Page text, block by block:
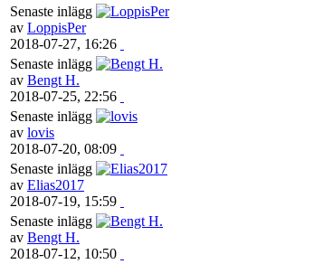
Senaste inlägg
av LoppisPer
2018-07-27, 16:26
Senaste inlägg
av Bengt H.
2018-07-25, 22:56
Senaste inlägg
av lovis
2018-07-20, 08:09
Senaste inlägg
av Elias2017
2018-07-19, 15:59
Senaste inlägg
av Bengt H.
2018-07-12, 10:50